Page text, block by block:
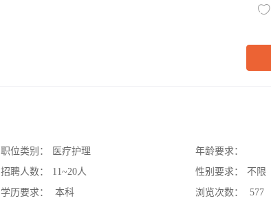
职位类别：
医疗护理
招聘人数：
11~20人
学历要求：
本科
年龄要求：
性别要求：
不限
浏览次数：
577